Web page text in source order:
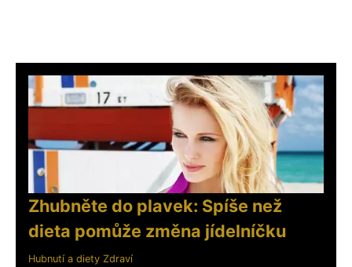
Zhubněte do plavek: Spíše než
dieta pomůže změna jídelníčku
Hubnutí a diety Zdraví